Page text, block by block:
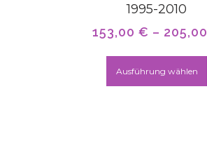
1995-2010
153,00 € – 205,00
Ausführung wählen